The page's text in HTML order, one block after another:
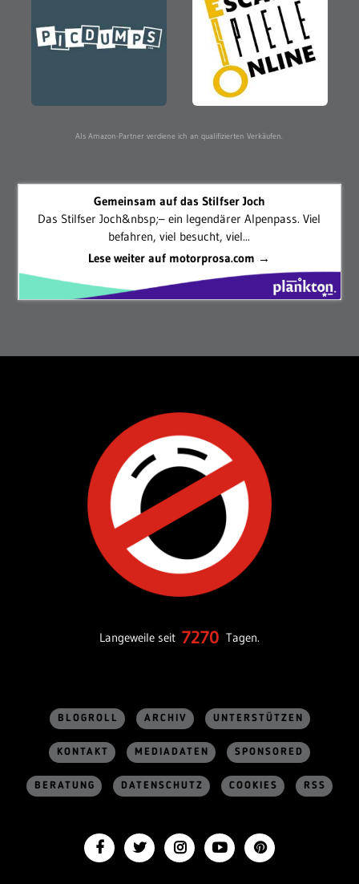
Als Amazon-Partner verdiene ich an qualifizierten Verkäufen.
Gemeinsam auf das Stilfser Joch
Das Stilfser Joch&nbsp;– ein legendärer Alpenpass. Viel
befahren, viel besucht, viel...
Lese weiter auf motorprosa.com →
Langeweile seit 7270 Tagen.
BLOGROLL ARCHIV UNTERSTÜTZEN
KONTAKT MEDIADATEN SPONSORED
BERATUNG DATENSCHUTZ COOKIES RSS